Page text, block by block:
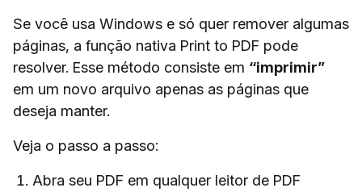
Se você usa Windows e só quer remover algumas
páginas, a função nativa Print to PDF pode
resolver. Esse método consiste em “imprimir”
em um novo arquivo apenas as páginas que
deseja manter.
Veja o passo a passo:
Abra seu PDF em qualquer leitor de PDF